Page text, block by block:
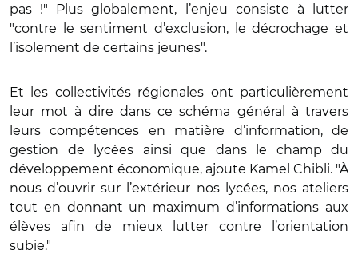
pas !" Plus globalement, l’enjeu consiste à lutter
"contre le sentiment d’exclusion, le décrochage et
l’isolement de certains jeunes".
Et les collectivités régionales ont particulièrement
leur mot à dire dans ce schéma général à travers
leurs compétences en matière d’information, de
gestion de lycées ainsi que dans le champ du
développement économique, ajoute Kamel Chibli. "À
nous d’ouvrir sur l’extérieur nos lycées, nos ateliers
tout en donnant un maximum d’informations aux
élèves afin de mieux lutter contre l’orientation
subie."